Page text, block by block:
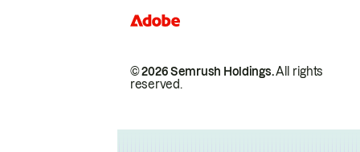
© 2026 Semrush Holdings.All rights
reserved.